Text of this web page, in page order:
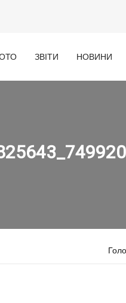
ЗВІТИ НОВИНИ